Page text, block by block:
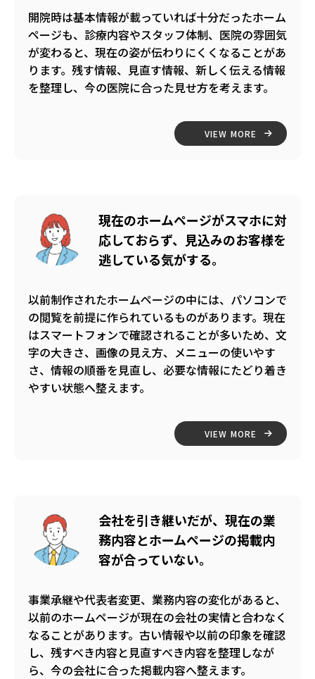
開院時は基本情報が載っていれば十分だったホーム
ページも、診療内容やスタッフ体制、医院の雰囲気
が変わると、現在の姿が伝わりにくくなることがあ
ります。残す情報、見直す情報、新しく伝える情報
を整理し、今の医院に合った見せ方を考えます。
VIEW MORE
現在のホームページがスマホに対
応しておらず、見込みのお客様を
逃している気がする。
以前制作されたホームページの中には、パソコンで
の閲覧を前提に作られているものがあります。現在
はスマートフォンで確認されることが多いため、文
字の大きさ、画像の見え方、メニューの使いやす
さ、情報の順番を見直し、必要な情報にたどり着き
やすい状態へ整えます。
VIEW MORE
会社を引き継いだが、現在の業
務内容とホームページの掲載内
容が合っていない。
事業承継や代表者変更、業務内容の変化があると、
以前のホームページが現在の会社の実情と合わなく
なることがあります。古い情報や以前の印象を確認
し、残すべき内容と見直すべき内容を整理しなが
ら、今の会社に合った掲載内容へ整えます。